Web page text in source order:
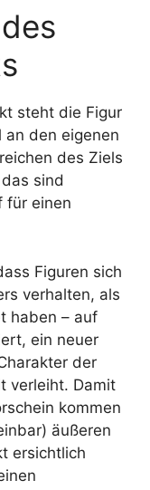
steht die Figur
an den eigenen
des Ziels
sind
für einen
Figuren sich
verhalten, als
haben – auf
ein neuer
der
verleiht. Damit
kommen
äußeren
ersichtlich